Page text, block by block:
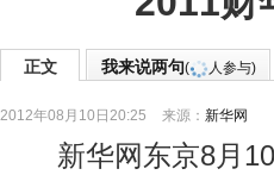
正文 我来说两句( 人参与)
2012年08月10日20:25 来源： 新华网
新华网东京8月10